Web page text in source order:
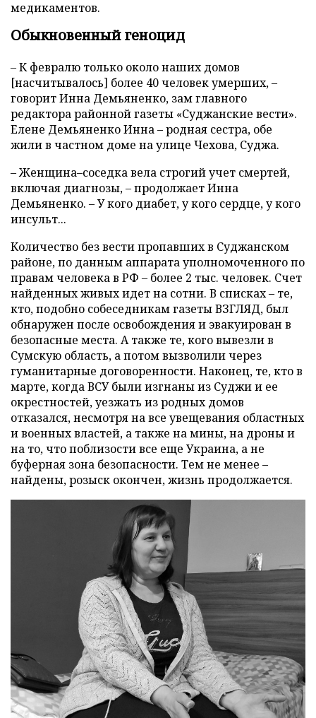
медикаментов.
Обыкновенный геноцид
– К февралю только около наших домов
[насчитывалось] более 40 человек умерших, –
говорит Инна Демьяненко, зам главного
редактора районной газеты «Суджанские вести».
Елене Демьяненко Инна – родная сестра, обе
жили в частном доме на улице Чехова, Суджа.
– Женщина–соседка вела строгий учет смертей,
включая диагнозы, – продолжает Инна
Демьяненко. – У кого диабет, у кого сердце, у кого
инсульт...
Количество без вести пропавших в Суджанском
районе, по данным аппарата уполномоченного по
правам человека в РФ – более 2 тыс. человек. Счет
найденных живых идет на сотни. В списках – те,
кто, подобно собеседникам газеты ВЗГЛЯД, был
обнаружен после освобождения и эвакуирован в
безопасные места. А также те, кого вывезли в
Сумскую область, а потом вызволили через
гуманитарные договоренности. Наконец, те, кто в
марте, когда ВСУ были изгнаны из Суджи и ее
окрестностей, уезжать из родных домов
отказался, несмотря на все увещевания областных
и военных властей, а также на мины, на дроны и
на то, что поблизости все еще Украина, а не
буферная зона безопасности. Тем не менее –
найдены, розыск окончен, жизнь продолжается.